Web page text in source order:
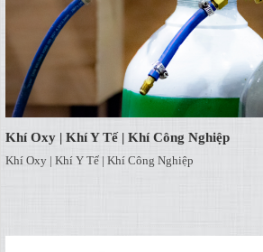
Khí Oxy | Khí Y Tế | Khí Công Nghiệp
Khí Oxy | Khí Y Tế | Khí Công Nghiệp